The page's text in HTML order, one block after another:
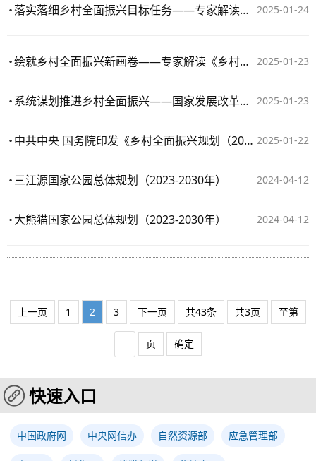
2025-01-24
落实落细乡村全面振兴目标任务——专家解读《乡村全面振兴规划（二〇二四—二〇二七年）》
2025-01-23
绘就乡村全面振兴新画卷——专家解读《乡村全面振兴规划（2024－2027年）》
2025-01-23
系统谋划推进乡村全面振兴——国家发展改革委负责人就《乡村全面振兴规划（2024－2027年）》答记者问
2025-01-22
中共中央 国务院印发《乡村全面振兴规划（2024—2027年）》
2024-04-12
三江源国家公园总体规划（2023-2030年）
2024-04-12
大熊猫国家公园总体规划（2023-2030年）
上一页 1 2 3 下一页 共43条 共3页 至第
页 确定
快速入口
中国政府网 中央网信办 自然资源部 应急管理部